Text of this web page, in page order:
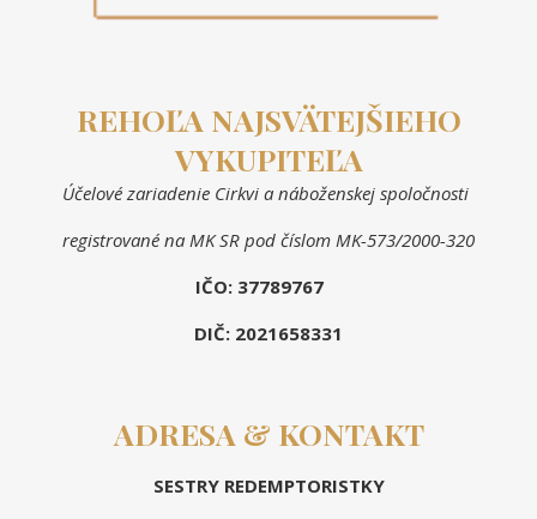
REHOĽA NAJSVÄTEJŠIEHO
VYKUPITEĽA
Účelové zariadenie Cirkvi a náboženskej spoločnosti
registrované na MK SR pod číslom MK-573/2000-320
IČO: 37789767
DIČ: 2021658331
ADRESA & KONTAKT
SESTRY REDEMPTORISTKY